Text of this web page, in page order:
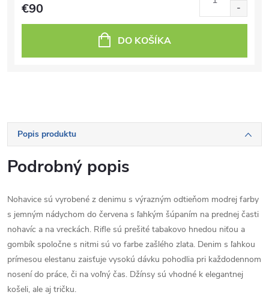
€90
DO KOŠÍKA
Popis produktu
Podrobný popis
Nohavice sú vyrobené z denimu s výrazným odtieňom modrej farby
s jemným nádychom do červena s ľahkým šúpaním na prednej časti
nohavíc a na vreckách. Rifle sú prešité tabakovo hnedou niťou a
gombík spoločne s nitmi sú vo farbe zašlého zlata. Denim s ľahkou
prímesou elestanu zaisťuje vysokú dávku pohodlia pri každodennom
nosení do práce, či na voľný čas. Džínsy sú vhodné k elegantnej
košeli, ale aj tričku.